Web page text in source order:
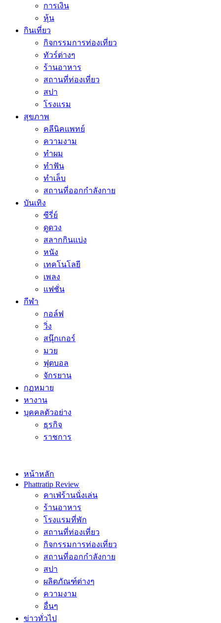
การเงิน
หุ้น
กินเที่ยว
กิจกรรมการท่องเที่ยว
ทัวร์ต่างๆ
ร้านอาหาร
สถานที่ท่องเที่ยว
สปา
โรงแรม
สุขภาพ
คลีนิคแพทย์
ความงาม
ทำผม
ทำฟัน
ทำเล็บ
สถานที่ออกกำลังกาย
บันเทิง
ซีรี่ย์
ดูดวง
สลากกินแบ่ง
หนัง
เทคโนโลยี
เพลง
แฟชั่น
กีฬา
กอล์ฟ
วิ่ง
สนุ๊กเกอร์
มวย
ฟุตบอล
จักรยาน
กฏหมาย
หางาน
บุคคลตัวอย่าง
ธุรกิจ
ราชการ
หน้าหลัก
Phattratip Review
คาเฟ่ร้านนั่งเล่น
ร้านอาหาร
โรงแรมที่พัก
สถานที่ท่องเที่ยว
กิจกรรมการท่องเที่ยว
สถานที่ออกกำลังกาย
สปา
ผลิตภัณฑ์ต่างๆ
ความงาม
อื่นๆ
ข่าวทั่วไป